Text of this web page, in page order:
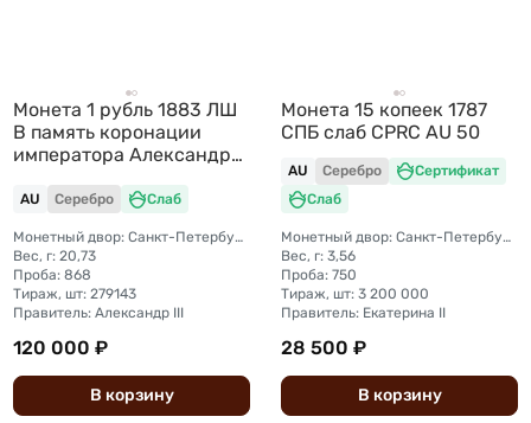
Монета 1 рубль 1883 ЛШ
В память коронации
императора Александра
AU Серебро Слаб
Монетный двор: Санкт-Петербургский монетный двор
Вес, г: 20,73
Проба: 868
Тираж, шт: 279143
Правитель: Александр III
120 000 ₽
В корзину
Монета 15 копеек 1787
СПБ слаб CPRC AU 50
AU Серебро
Сертификат
Слаб
Монетный двор: Санкт-Петербургский монетный двор
Вес, г: 3,56
Проба: 750
Тираж, шт: 3 200 000
Правитель: Екатерина II
28 500 ₽
В корзину